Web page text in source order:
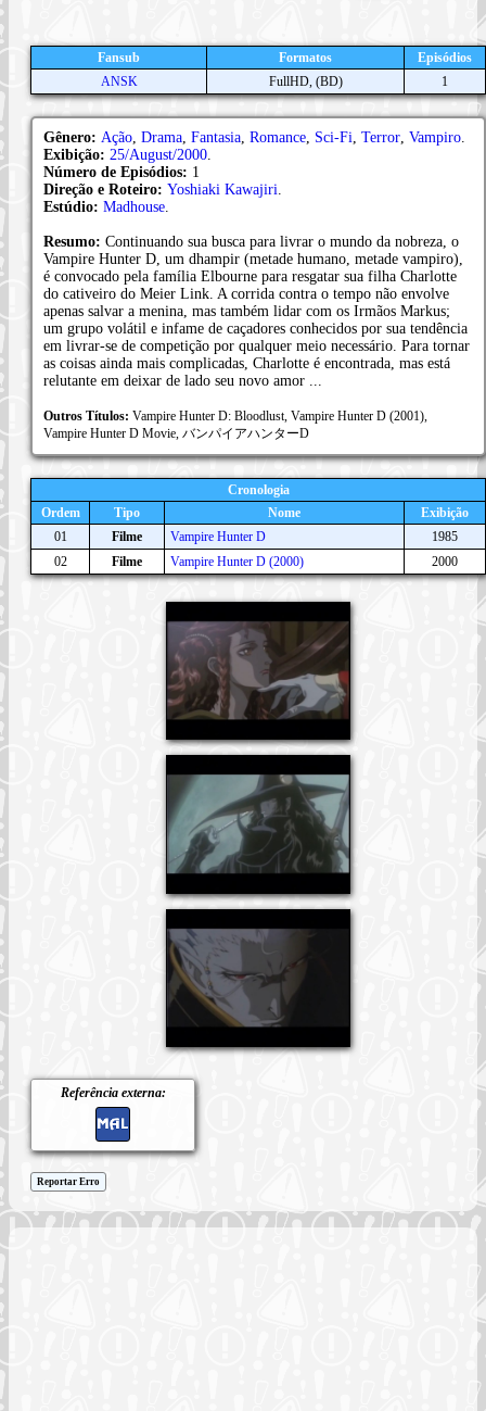
Fansub Formatos
Episódios
ANSK
FullHD, (BD) 1
Gênero: Ação Drama Fantasia Romance Sci-Fi Terror Vampiro
Exibição: 25/August/2000
Número de Episódios: 1
Direção e Roteiro: Yoshiaki Kawajiri
Estúdio: Madhouse
Resumo: Continuando sua busca para livrar o mundo da nobreza, o
Vampire Hunter D, um dhampir (metade humano, metade vampiro),
é convocado pela família Elbourne para resgatar sua filha Charlotte
do cativeiro do Meier Link. A corrida contra o tempo não envolve
apenas salvar a menina, mas também lidar com os Irmãos Markus;
um grupo volátil e infame de caçadores conhecidos por sua tendência
em livrar-se de competição por qualquer meio necessário. Para tornar
as coisas ainda mais complicadas, Charlotte é encontrada, mas está
relutante em deixar de lado seu novo amor ...
Outros Títulos: Vampire Hunter D: Bloodlust, Vampire Hunter D (2001),
Vampire Hunter D Movie, バンパイアハンターD
Cronologia
Ordem
Tipo Nome
Exibição
01
Filme Vampire Hunter D
1985
02
Filme Vampire Hunter D (2000) 2000
Referência externa:
Reportar Erro